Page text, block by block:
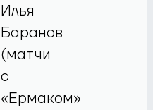
Илья
Баранов
(матчи
с
«Ермаком»